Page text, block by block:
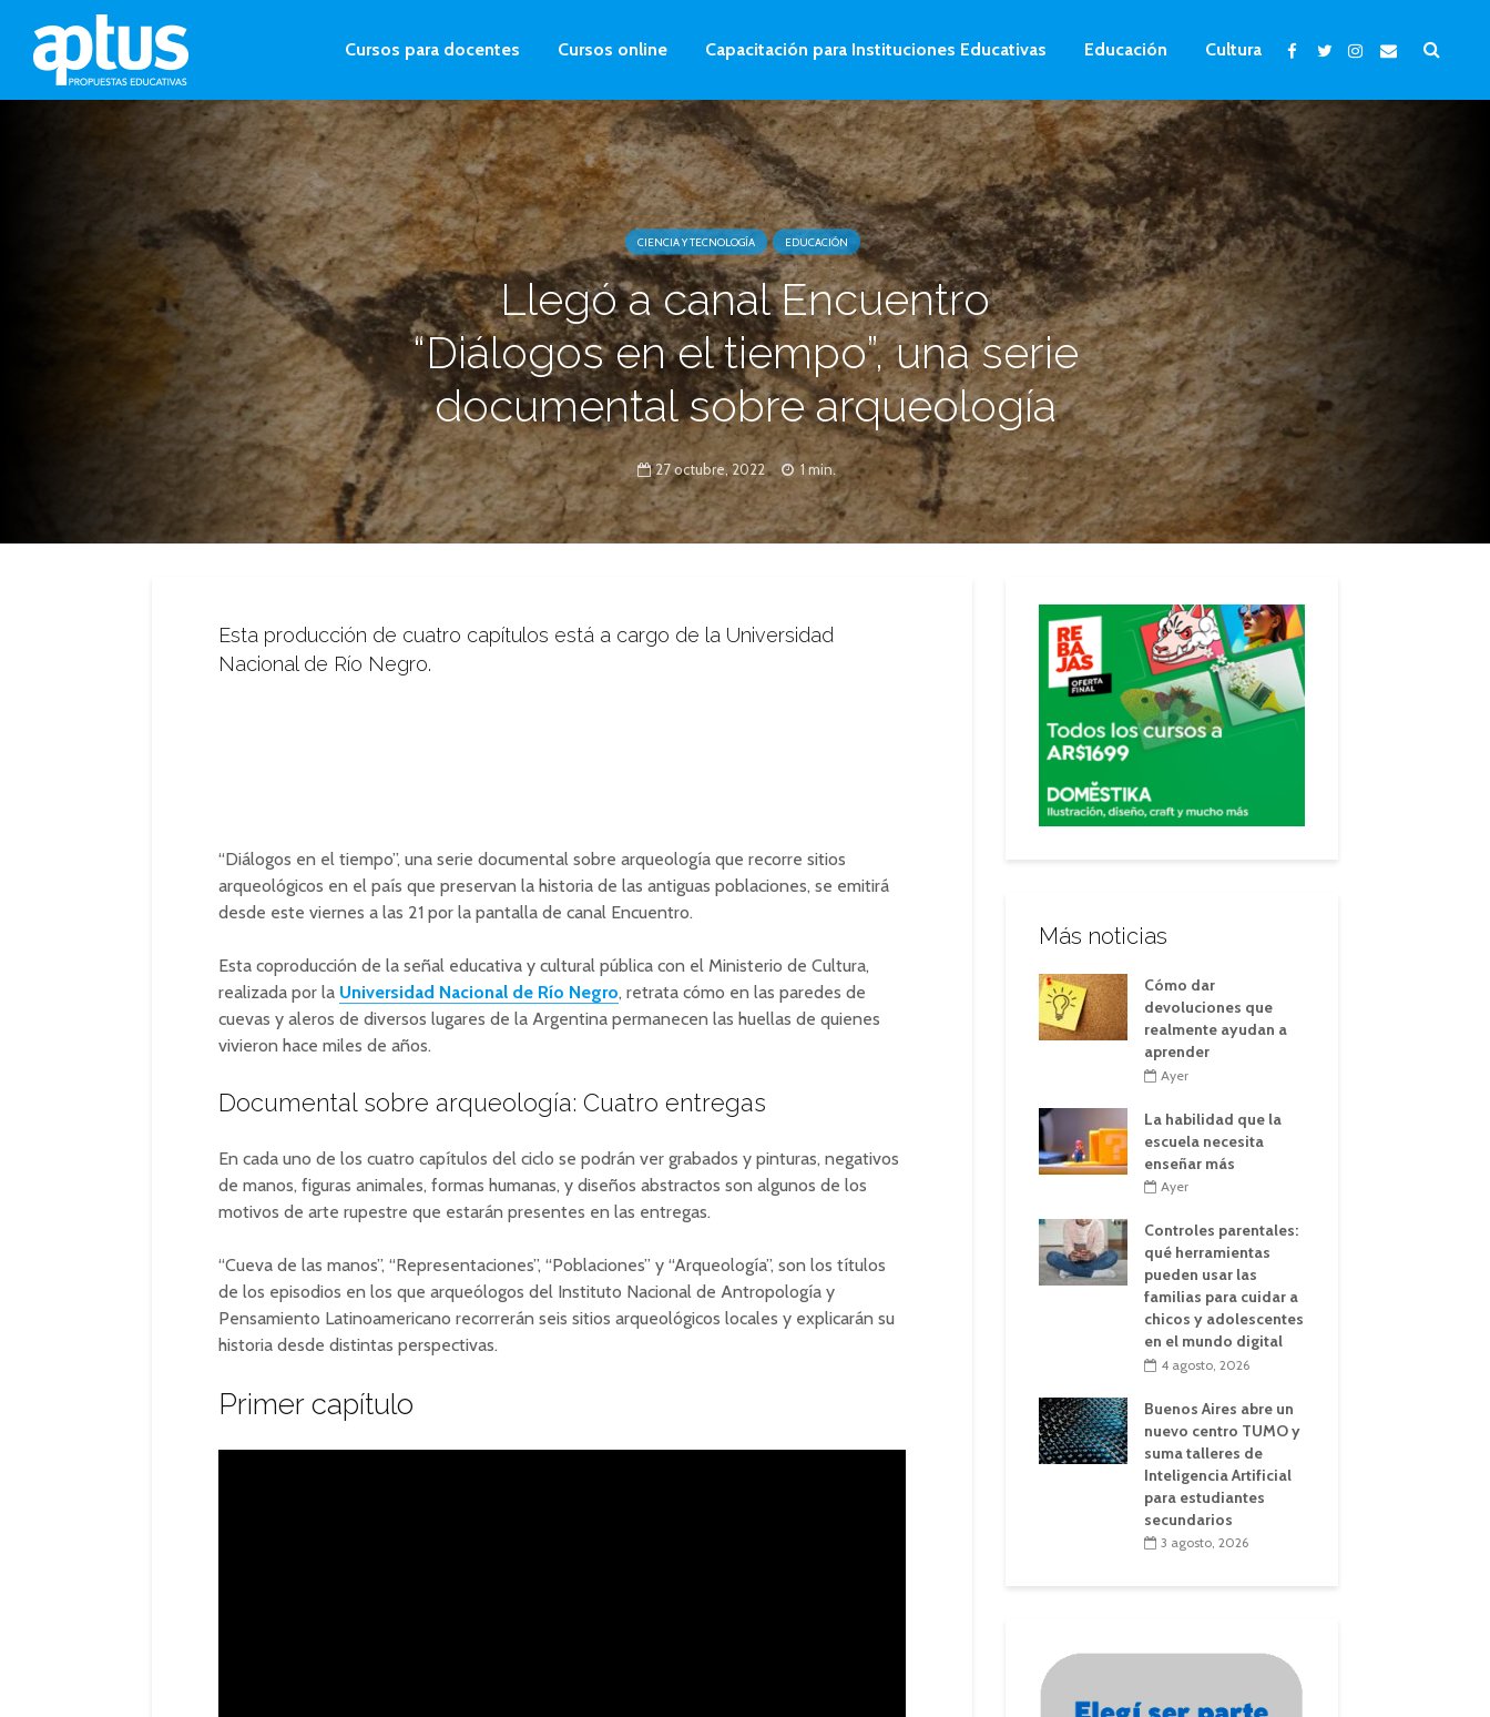
Cursos para docentes Cursos online Capacitación para Instituciones Educativas Educación Cultura
CIENCIA Y TECNOLOGÍA EDUCACIÓN
Llegó a canal Encuentro
“Diálogos en el tiempo”, una serie
documental sobre arqueología
27 octubre, 2022 1 min.
Esta producción de cuatro capítulos está a cargo de la Universidad
Nacional de Río Negro.
“Diálogos en el tiempo”, una serie documental sobre arqueología que recorre sitios
arqueológicos en el país que preservan la historia de las antiguas poblaciones, se emitirá
desde este viernes a las 21 por la pantalla de canal Encuentro.
Esta coproducción de la señal educativa y cultural pública con el Ministerio de Cultura,
realizada por la Universidad Nacional de Río Negro, retrata cómo en las paredes de
cuevas y aleros de diversos lugares de la Argentina permanecen las huellas de quienes
vivieron hace miles de años.
Documental sobre arqueología: Cuatro entregas
En cada uno de los cuatro capítulos del ciclo se podrán ver grabados y pinturas, negativos
de manos, figuras animales, formas humanas, y diseños abstractos son algunos de los
motivos de arte rupestre que estarán presentes en las entregas.
“Cueva de las manos”, “Representaciones”, “Poblaciones” y “Arqueología”, son los títulos
de los episodios en los que arqueólogos del Instituto Nacional de Antropología y
Pensamiento Latinoamericano recorrerán seis sitios arqueológicos locales y explicarán su
historia desde distintas perspectivas.
Primer capítulo
Más noticias
Cómo dar
devoluciones que
realmente ayudan a
aprender
Ayer
La habilidad que la
escuela necesita
enseñar más
Ayer
Controles parentales:
qué herramientas
pueden usar las
familias para cuidar a
chicos y adolescentes
en el mundo digital
4 agosto, 2026
Buenos Aires abre un
nuevo centro TUMO y
suma talleres de
Inteligencia Artificial
para estudiantes
secundarios
3 agosto, 2026